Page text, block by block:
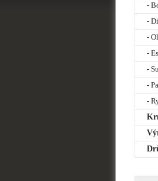
-
-
-
-
-
-
-